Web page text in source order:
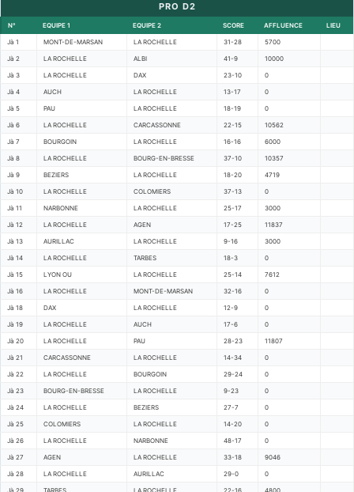
PRO D2
N° EQUIPE 1 EQUIPE 2 SCORE AFFLUENCE LIEU
Jà 1 MONT-DE-MARSAN LA ROCHELLE 31-28 5700
Jà 2 LA ROCHELLE ALBI 41-9 10000
Jà 3 LA ROCHELLE DAX 23-10 0
Jà 4 AUCH LA ROCHELLE 13-17 0
Jà 5 PAU LA ROCHELLE 18-19 0
Jà 6 LA ROCHELLE CARCASSONNE 22-15 10562
Jà 7 BOURGOIN LA ROCHELLE 16-16 6000
Jà 8 LA ROCHELLE BOURG-EN-BRESSE 37-10 10357
Jà 9 BEZIERS LA ROCHELLE 18-20 4719
Jà 10 LA ROCHELLE COLOMIERS 37-13 0
Jà 11 NARBONNE LA ROCHELLE 25-17 3000
Jà 12 LA ROCHELLE AGEN 17-25 11837
Jà 13 AURILLAC LA ROCHELLE 9-16 3000
Jà 14 LA ROCHELLE TARBES 18-3 0
Jà 15 LYON OU LA ROCHELLE 25-14 7612
Jà 16 LA ROCHELLE MONT-DE-MARSAN 32-16 0
Jà 18 DAX LA ROCHELLE 12-9 0
Jà 19 LA ROCHELLE AUCH 17-6 0
Jà 20 LA ROCHELLE PAU 28-23 11807
Jà 21 CARCASSONNE LA ROCHELLE 14-34 0
Jà 22 LA ROCHELLE BOURGOIN 29-24 0
Jà 23 BOURG-EN-BRESSE LA ROCHELLE 9-23 0
Jà 24 LA ROCHELLE BEZIERS 27-7 0
Jà 25 COLOMIERS LA ROCHELLE 14-20 0
Jà 26 LA ROCHELLE NARBONNE 48-17 0
Jà 27 AGEN LA ROCHELLE 33-18 9046
Jà 28 LA ROCHELLE AURILLAC 29-0 0
Jà 29 TARBES LA ROCHELLE 22-16 4800